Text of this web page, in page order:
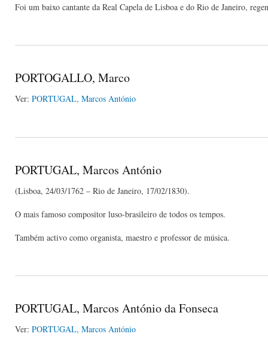
Foi um baixo cantante da Real Capela de Lisboa e do Rio de Janeiro,
PORTOGALLO, Marco
Ver: PORTUGAL, Marcos António
PORTUGAL, Marcos António
(Lisboa, 24/03/1762 – Rio de Janeiro, 17/02/1830).
O mais famoso compositor luso-brasileiro de todos os tempos.
Também activo como organista, maestro e professor de música.
PORTUGAL, Marcos António da Fonseca
Ver: PORTUGAL, Marcos António